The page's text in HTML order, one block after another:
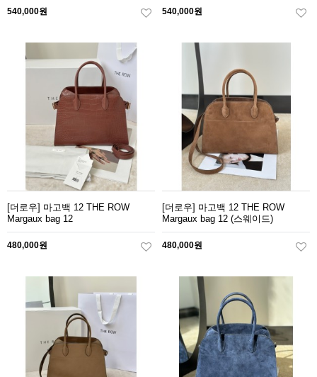
540,000원 540,000원
[더로우] 마고백 12 THE ROW
Margaux bag 12
480,000원
[더로우] 마고백 12 THE ROW
Margaux bag 12 (스웨이드)
480,000원